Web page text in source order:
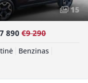
15
890 €9 290
Benzinas